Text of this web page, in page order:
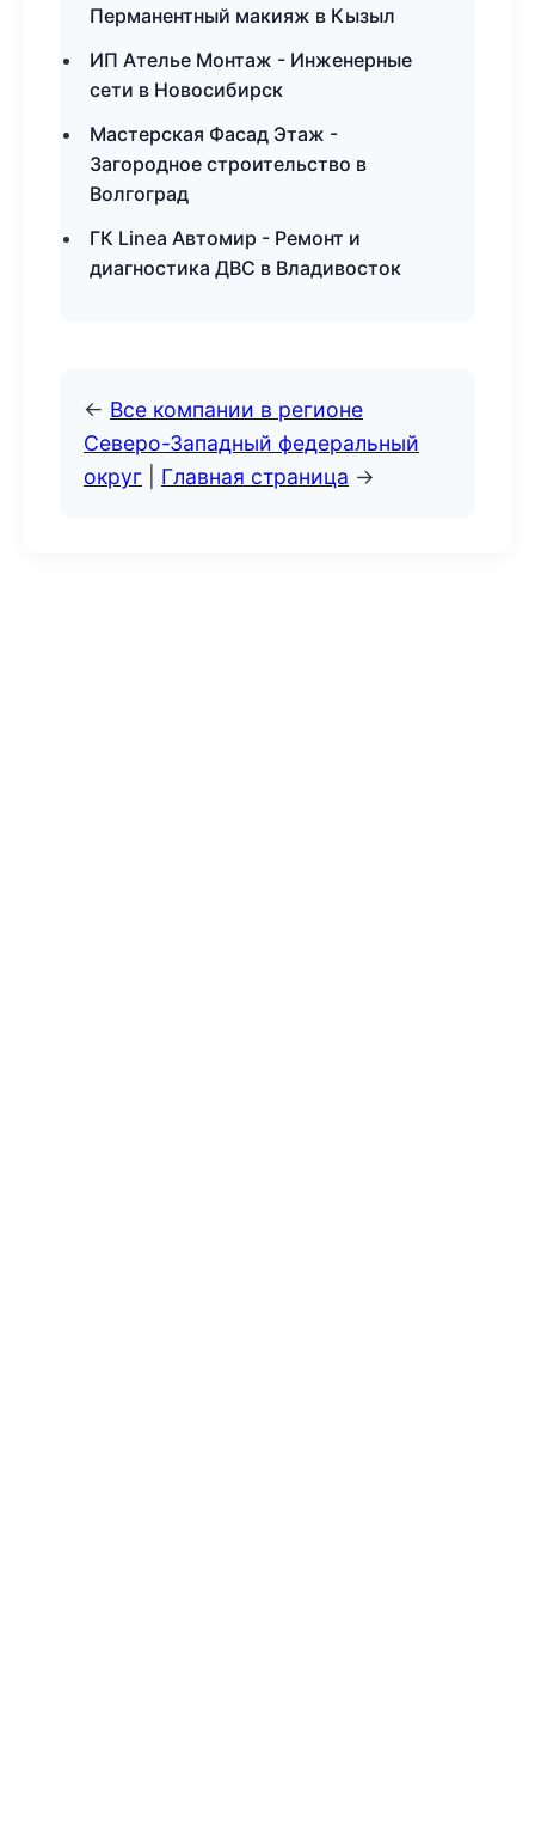
Перманентный макияж в Кызыл
ИП Ателье Монтаж - Инженерные
сети в Новосибирск
Мастерская Фасад Этаж -
Загородное строительство в
Волгоград
ГК Linea Автомир - Ремонт и
диагностика ДВС в Владивосток
← Все компании в регионе
Северо-Западный федеральный
округ
Главная страница →